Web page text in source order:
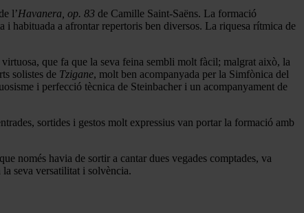
l’Havanera, op. 83 de Camille Saint-Saëns. La formació
i habituada a afrontar repertoris ben diversos. La riquesa rítmica de
que fa que la seva feina sembli molt fàcil; malgrat això, la
solistes de Tzigane, molt ben acompanyada per la Simfònica del
i perfecció tècnica de Steinbacher i un acompanyament de
sortides i gestos molt expressius van portar la formació amb
només havia de sortir a cantar dues vegades comptades, va
seva versatilitat i solvència.